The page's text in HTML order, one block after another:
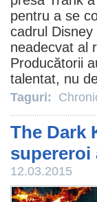
pentru a se
cadrul
neadecvat al
Producătorii
talentat, nu
Taguri:
The Dark
12.03.2015